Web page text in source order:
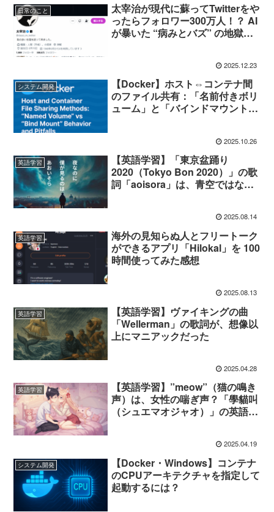
日常のこと
太宰治が現代に蘇ってTwitterをや
ったらフォロワー300万人！？ AI
が暴いた “病みとバズ” の地獄の
2025.12.23
システム開発
【Docker】ホスト⇔コンテナ間
のファイル共有：「名前付きボリ
ューム」と「バインドマウント」
2025.10.26
英語学習
【英語学習】「東京盆踊り
2020（Tokyo Bon 2020）」の歌
詞「aoisora」は、青空ではなく
2025.08.14
英語学習
海外の見知らぬ人とフリートーク
ができるアプリ「Hilokal」を 100
時間使ってみた感想
2025.08.13
英語学習
【英語学習】ヴァイキングの曲
「Wellerman」の歌詞が、想像以
上にマニアックだった
2025.04.28
英語学習
【英語学習】”meow”（猫の鳴き
声）は、女性の喘ぎ声？「學貓叫
（シュエマオジャオ）」の英語バ
2025.04.19
システム開発
【Docker・Windows】コンテナ
のCPUアーキテクチャを指定して
起動するには？